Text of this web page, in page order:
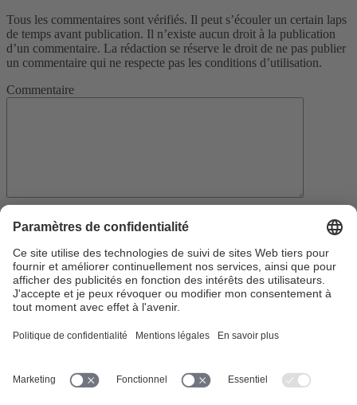
Tous les commentaires sont vérifiés. Il peut s’écouler un certain laps
de temps avant publication. Il n’existe aucun droit à la publication
d’un commentaire. La rédaction se réserve le droit de ne pas publier
un commentaire qui ne respecte pas les conditions d’utilisation.
Commentaire
Nom*
E-mail*
Votre adresse e-mail ne sera pas publiée.
Enregistrer mon nom et mon e-mail dans le navigateur pour mon